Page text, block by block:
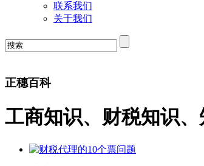
联系我们
关于我们
正穗百科
工商知识、财税知识